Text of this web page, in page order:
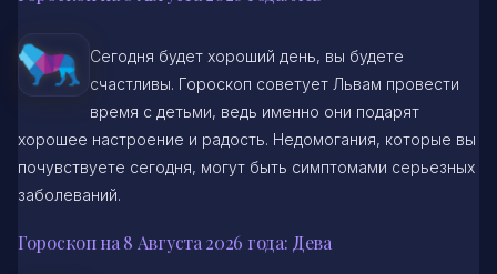
Сегодня будет хороший день, вы будете
счастливы. Гороскоп советует Львам провести
время с детьми, ведь именно они подарят
хорошее настроение и радость. Недомогания, которые вы
почувствуете сегодня, могут быть симптомами серьезных
заболеваний.
Гороскоп на 8 Августа 2026 года: Дева